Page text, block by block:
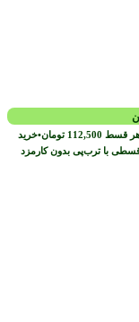
قسط 112,500 تومان•خرید
با ترب‌پی بدون کارمزد